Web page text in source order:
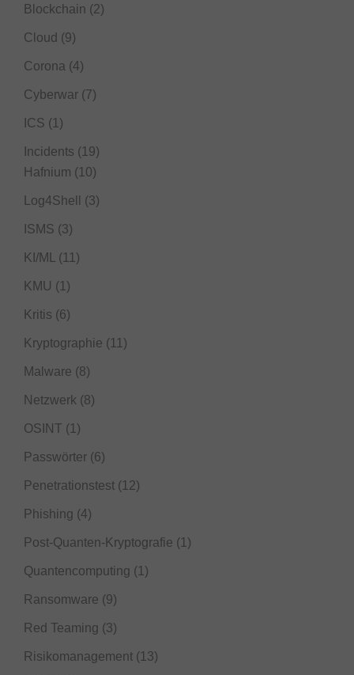
Blockchain (2)
Cloud (9)
Corona (4)
Cyberwar (7)
ICS (1)
Incidents (19)
Hafnium (10)
Log4Shell (3)
ISMS (3)
KI/ML (11)
KMU (1)
Kritis (6)
Kryptographie (11)
Malware (8)
Netzwerk (8)
OSINT (1)
Passwörter (6)
Penetrationstest (12)
Phishing (4)
Post-Quanten-Kryptografie (1)
Quantencomputing (1)
Ransomware (9)
Red Teaming (3)
Risikomanagement (13)